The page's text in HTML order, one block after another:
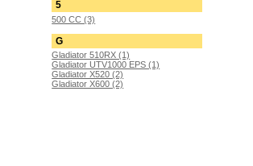
5
500 CC (3)
G
Gladiator 510RX (1)
Gladiator UTV1000 EPS (1)
Gladiator X520 (2)
Gladiator X600 (2)